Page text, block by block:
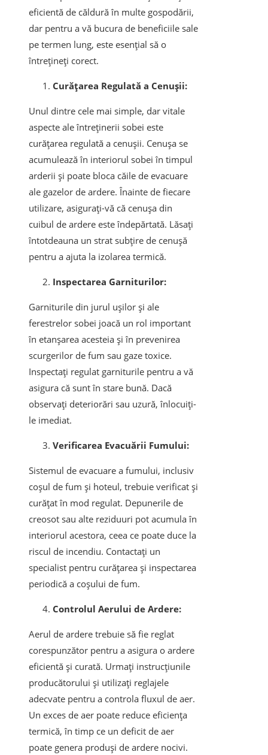
eficientă de căldură în multe gospodării,
dar pentru a vă bucura de beneficiile sale
pe termen lung, este esențial să o
întrețineți corect.
Curățarea Regulată a Cenușii:
Unul dintre cele mai simple, dar vitale
aspecte ale întreținerii sobei este
curățarea regulată a cenușii. Cenușa se
acumulează în interiorul sobei în timpul
arderii și poate bloca căile de evacuare
ale gazelor de ardere. Înainte de fiecare
utilizare, asigurați-vă că cenușa din
cuibul de ardere este îndepărtată. Lăsați
întotdeauna un strat subțire de cenușă
pentru a ajuta la izolarea termică.
Inspectarea Garniturilor:
Garniturile din jurul ușilor și ale
ferestrelor sobei joacă un rol important
în etanșarea acesteia și în prevenirea
scurgerilor de fum sau gaze toxice.
Inspectați regulat garniturile pentru a vă
asigura că sunt în stare bună. Dacă
observați deteriorări sau uzură, înlocuiți-
le imediat.
Verificarea Evacuării Fumului:
Sistemul de evacuare a fumului, inclusiv
coșul de fum și hoteul, trebuie verificat și
curățat în mod regulat. Depunerile de
creosot sau alte reziduuri pot acumula în
interiorul acestora, ceea ce poate duce la
riscul de incendiu. Contactați un
specialist pentru curățarea și inspectarea
periodică a coșului de fum.
Controlul Aerului de Ardere:
Aerul de ardere trebuie să fie reglat
corespunzător pentru a asigura o ardere
eficientă și curată. Urmați instrucțiunile
producătorului și utilizați reglajele
adecvate pentru a controla fluxul de aer.
Un exces de aer poate reduce eficiența
termică, în timp ce un deficit de aer
poate genera produși de ardere nocivi.